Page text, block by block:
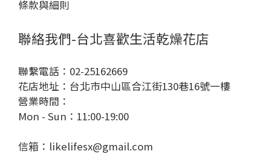
條款與細則
聯絡我們-台北喜歡生活乾燥花店
聯繫電話：02-25162669
花店地址：台北市中山區合江街130巷16號一樓
營業時間：
Mon - Sun：11:00-19:00
信箱：likelifesx@gmail.com